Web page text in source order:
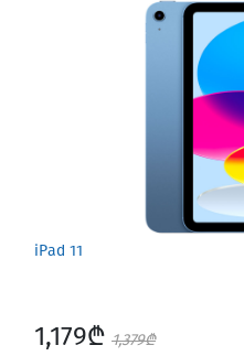
iPad 11
1,179₾ 1,379₾